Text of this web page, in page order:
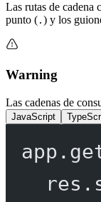
Las rutas de cadena
punto ( . ) y los
Warning
Las cadenas de
JavaScript
app.
res.